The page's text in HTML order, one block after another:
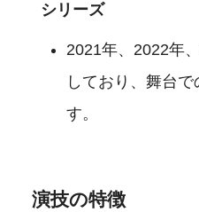
シリーズ
2021年、2022年
しており、舞台
す。
演技の特徴